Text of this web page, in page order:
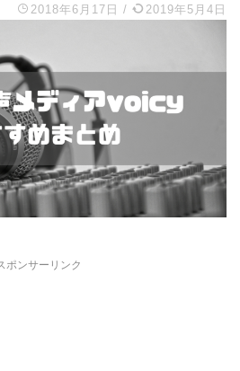
2018年6月17日 / 2019年5月4日
ポンサーリンク